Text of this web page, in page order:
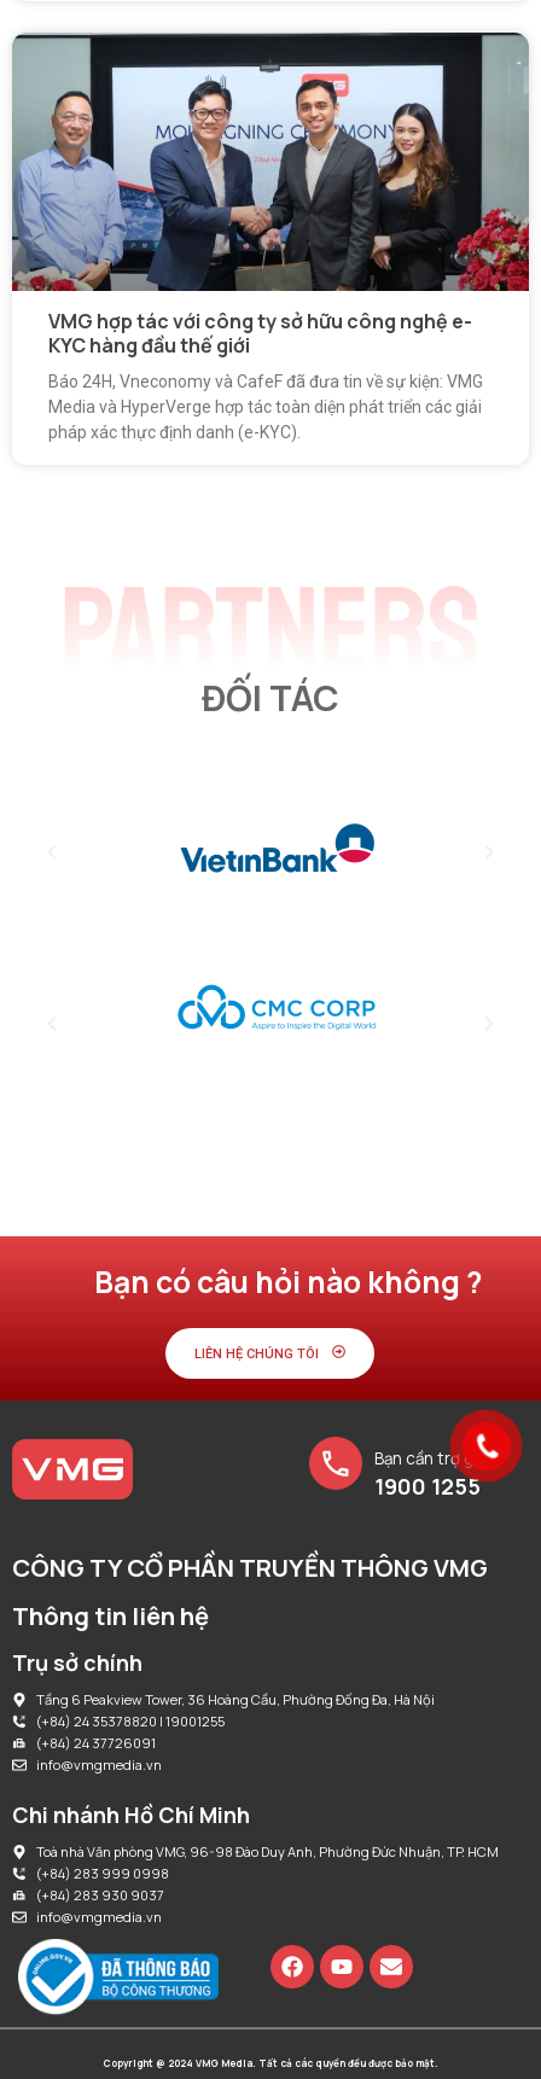
VMG hợp tác với công ty sở hữu công nghệ e-
KYC hàng đầu thế giới
Báo 24H, Vneconomy và CafeF đã đưa tin về sự kiện: VMG
Media và HyperVerge hợp tác toàn diện phát triển các giải
pháp xác thực định danh (e-KYC).
ĐỐI TÁC​
Bạn có câu hỏi nào không ?
LIÊN HỆ CHÚNG TÔI
Bạn cần trợ giúp?
1900 1255
CÔNG TY CỔ PHẦN TRUYỀN THÔNG VMG
Thông tin liên hệ
Trụ sở chính
Tầng 6 Peakview Tower, 36 Hoàng Cầu, Phường Đống Đa, Hà Nội
(+84) 24 35378820 | 19001255
(+84) 24 37726091
info@vmgmedia.vn
Chi nhánh Hồ Chí Minh
Toà nhà Văn phòng VMG, 96-98 Đào Duy Anh, Phường Đức Nhuận, TP. HCM
(+84) 283 999 0998
(+84) 283 930 9037
info@vmgmedia.vn
Copyright @ 2024 VMG Media. Tất cả các quyền đều được bảo mật.